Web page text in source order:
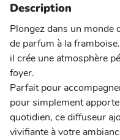
Description
Plongez dans un monde
de parfum à la framboise.
il crée une atmosphère
foyer.
Parfait pour
pour simplement
quotidien, ce diffuseur
vivifiante à votre